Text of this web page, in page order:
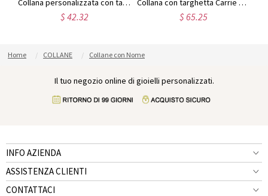
Collana personalizzata con targhetta con carattere Puff in argento sterling
$ 42.32
Collana con targhetta Carrie e pietra portafortuna placcata oro 18 carati
$ 65.25
Home COLLANE Collane con Nome
Il tuo negozio online di gioielli personalizzati.
INFO AZIENDA
ASSISTENZA CLIENTI
CONTATTACI